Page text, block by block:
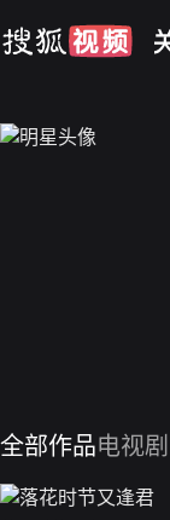
全部作品电视剧